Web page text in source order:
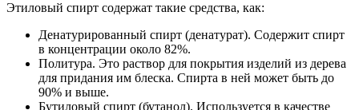
Этиловый спирт содержат такие средства, как:
Денатурированный спирт (денатурат). Содержит спирт
в концентрации около 82%.
Политура. Это раствор для покрытия изделий из дерева
для придания им блеска. Спирта в ней может быть до
90% и выше.
Бутиловый спирт (бутанол). Используется в качестве